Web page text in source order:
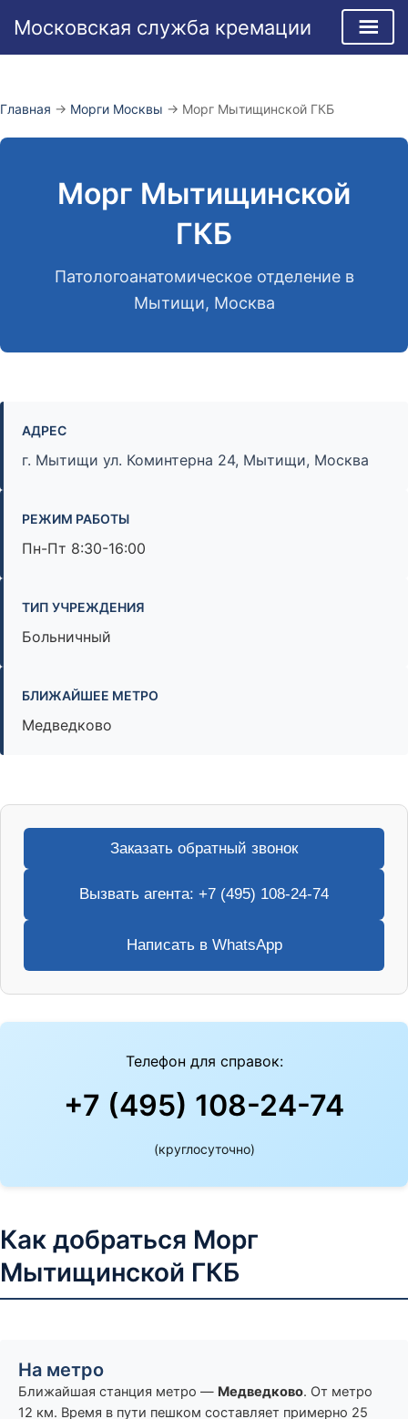
Московская служба кремации
содержимому
Главная → Морги Москвы → Морг Мытищинской ГКБ
Морг Мытищинской
ГКБ
Патологоанатомическое отделение в
Мытищи, Москва
АДРЕС
г. Мытищи ул. Коминтерна 24, Мытищи, Москва
РЕЖИМ РАБОТЫ
Пн-Пт 8:30-16:00
ТИП УЧРЕЖДЕНИЯ
Больничный
БЛИЖАЙШЕЕ МЕТРО
Медведково
Заказать обратный звонок
Вызвать агента: +7 (495) 108-24-74
Написать в WhatsApp
Телефон для справок:
+7 (495) 108-24-74
(круглосуточно)
Как добраться Морг
Мытищинской ГКБ
На метро
Ближайшая станция метро — Медведково. От метро
12 км. Время в пути пешком составляет примерно 25